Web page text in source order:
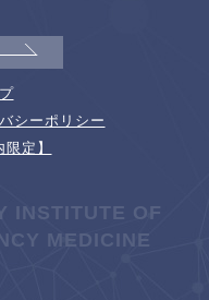
シーポリシー
定】
INSTITUTE OF
MEDICINE